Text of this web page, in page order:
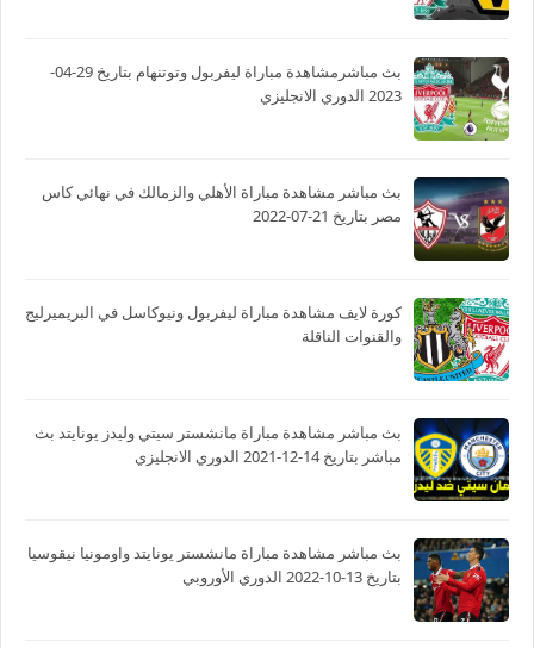
بث مباشرمشاهدة مباراة ليفربول وتوتنهام بتاريخ 29-04-
2023 الدوري الانجليزي
بث مباشر مشاهدة مباراة الأهلي والزمالك في نهائي كاس
مصر بتاريخ 21-07-2022
كورة لايف مشاهدة مباراة ليفربول ونيوكاسل في البريميرليج
والقنوات الناقلة
بث مباشر مشاهدة مباراة مانشستر سيتي وليدز يونايتد بث
مباشر بتاريخ 14-12-2021 الدوري الانجليزي
بث مباشر مشاهدة مباراة مانشستر يونايتد واومونيا نيقوسيا
بتاريخ 13-10-2022 الدوري الأوروبي